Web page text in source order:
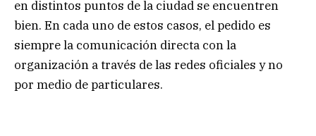
en distintos puntos de la ciudad se encuentren
bien. En cada uno de estos casos, el pedido es
siempre la comunicación directa con la
organización a través de las redes oficiales y no
por medio de particulares.